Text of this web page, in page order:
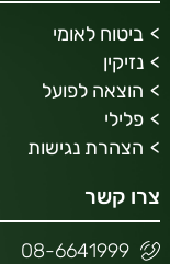
ביטוח לאומי
נזיקין
הוצאה לפועל
פלילי
הצהרת נגישות
צרו קשר
08-6641999